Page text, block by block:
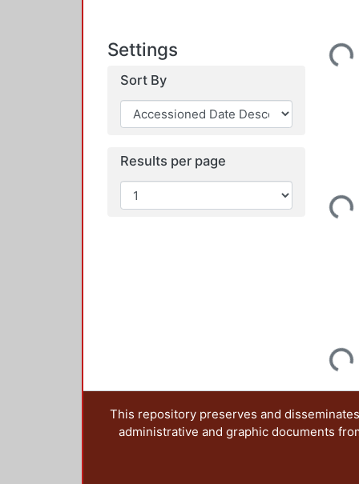
Settings
Sort By
Results per page
Loading...
Loading...
Loading...
This repository preserves and
administrative and graphic documents